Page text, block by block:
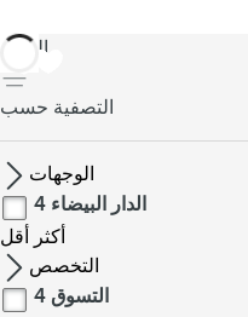
العودة
التصفية حسب
الوجهات
الدار البيضاء 4
أكثر
أقل
التخصص
التسوق 4